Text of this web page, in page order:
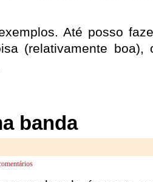
Até posso
(relativamente boa),
banda